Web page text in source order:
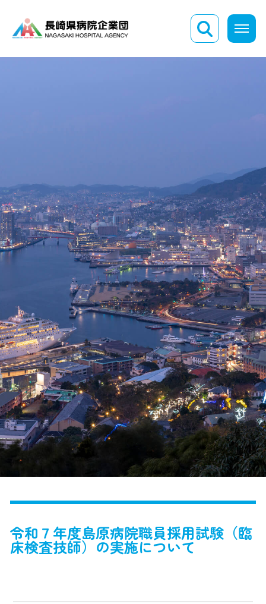
令和７年度島原病院職員採用試験（臨
床検査技師）の実施について